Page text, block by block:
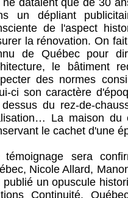
ne dataient que de 30
un dépliant
de l'aspect
la rénovation. On
de Québec pour
le bâtiment
des normes
ci son caractère
du rez-de-
La maison du
le cachet d'une
témoignage sera
Nicole Allard,
publié un opuscule
Continuité,